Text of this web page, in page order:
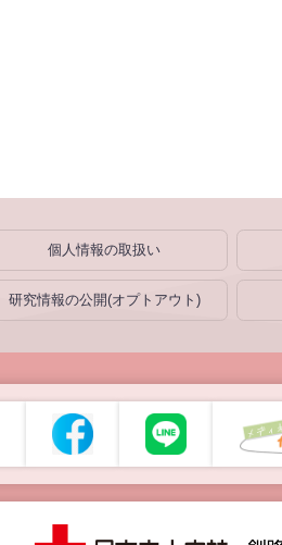
個人情報の取扱い
研究情報の公開(オプトアウト)